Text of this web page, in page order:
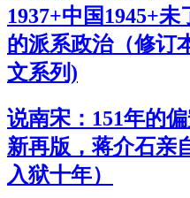
1937+中国1945+
的派系政治（修订
文系列)
说南宋：151年的
新再版，蒋介石亲
入狱十年）